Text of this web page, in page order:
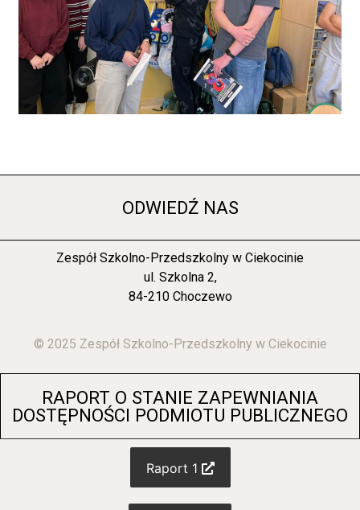
ODWIEDŹ NAS
Zespół Szkolno-Przedszkolny w Ciekocinie
ul. Szkolna 2,
84-210 Choczewo
© 2025 Zespół Szkolno-Przedszkolny w Ciekocinie
RAPORT O STANIE ZAPEWNIANIA
DOSTĘPNOŚCI PODMIOTU PUBLICZNEGO
Raport 1